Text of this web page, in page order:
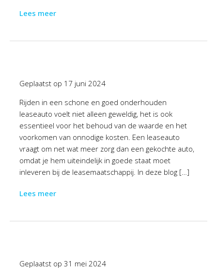
Lees meer
Geplaatst op 17 juni 2024
Rijden in een schone en goed onderhouden
leaseauto voelt niet alleen geweldig, het is ook
essentieel voor het behoud van de waarde en het
voorkomen van onnodige kosten. Een leaseauto
vraagt om net wat meer zorg dan een gekochte auto,
omdat je hem uiteindelijk in goede staat moet
inleveren bij de leasemaatschappij. In deze blog […]
Lees meer
Geplaatst op 31 mei 2024